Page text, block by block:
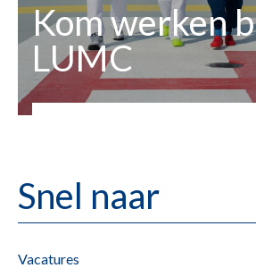
Kom werken
LUMC
Snel naar
Vacatures